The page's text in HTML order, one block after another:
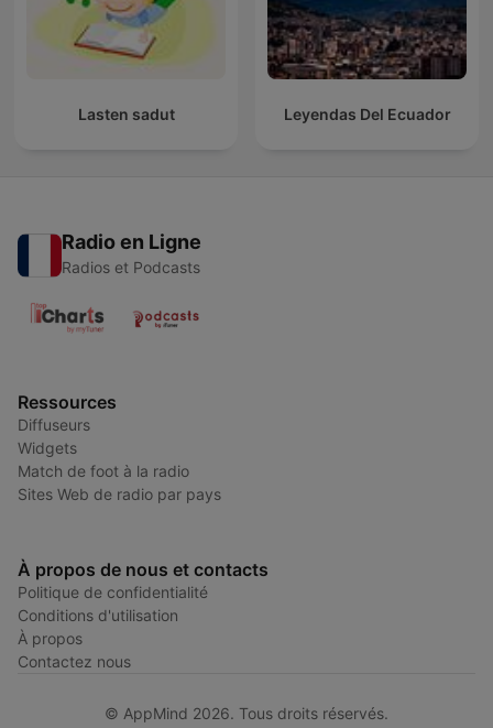
Lasten sadut Leyendas Del Ecuador
Radio en Ligne
Radios et Podcasts
Ressources
Diffuseurs
Widgets
Match de foot à la radio
Sites Web de radio par pays
À propos de nous et contacts
Politique de confidentialité
Conditions d'utilisation
À propos
Contactez nous
© AppMind 2026. Tous droits réservés.